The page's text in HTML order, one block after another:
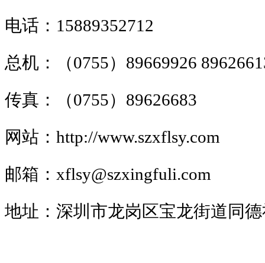
电话：15889352712
总机：（0755）89669926
传真：（0755）89626683
网站： http://www.szxflsy.com
邮箱：xflsy@szxingfuli.com
地址：深圳市龙岗区宝龙街道同